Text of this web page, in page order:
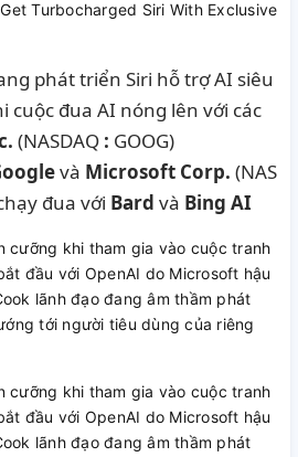
phát triển Siri hỗ trợ AI siêu
cuộc đua AI nóng lên với các
(NASDAQ : GOOG)
và Microsoft Corp. (NAS
đua với Bard và Bing AI
cưỡng khi tham gia vào cuộc tranh
đầu với OpenAI do Microsoft hậu
lãnh đạo đang âm thầm phát
tới người tiêu dùng của riêng
cưỡng khi tham gia vào cuộc tranh
đầu với OpenAI do Microsoft hậu
lãnh đạo đang âm thầm phát